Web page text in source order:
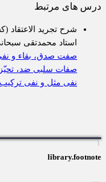
های مرتبط
شرح تجرید الاعتقاد
استاد محمدتقی سبحانی
صفت صدق، بقاء و نفی
صفات سلبی ضد، تحیّز،
نفی مثل و نفی ترکیب